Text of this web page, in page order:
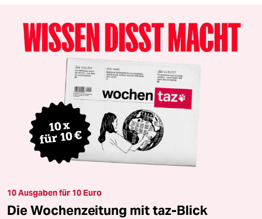
10 Ausgaben für 10 Euro
Die Wochenzeitung mit taz-Blick